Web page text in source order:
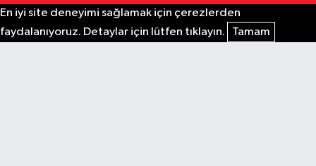
En iyi site deneyimi sağlamak için çerezlerden
faydalanıyoruz. Detaylar için lütfen tıklayın.
Tamam